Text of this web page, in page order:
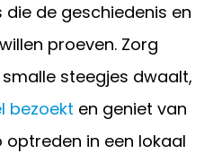
de geschiedenis en
proeven. Zorg
steegjes dwaalt,
bezoekt en geniet van
in een lokaal